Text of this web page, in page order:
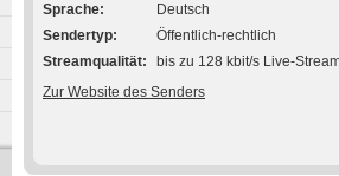
Sprache
Deutsch
Sendertyp
Öffentlich-rechtlich
Streamqualität
bis zu 128 kbit/s Live-
Zur Website des Senders